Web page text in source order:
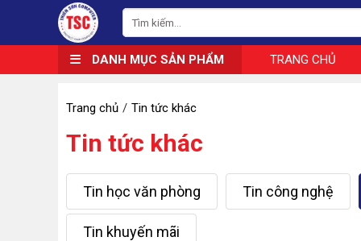
DANH MỤC SẢN PHẨM TRANG CHỦ
Trang chủ Tin tức khác
Tin tức khác
Tin học văn phòng Tin công nghệ
Tin khuyến mãi